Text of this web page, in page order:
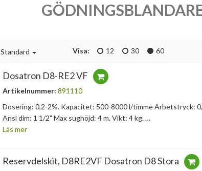
Standard Visa: 12 30 60
Dosatron D8-RE2 VF
Artikelnummer: 891110
Dosering: 0,2-2%. Kapacitet: 500-8000 l/timme Arbetstryck:
Ansl dim: 1 1/2" Max sughöjd: 4 m. Vikt: 4 kg. …
Läs mer
Reservdelskit, D8RE2VF Dosatron D8 Stora